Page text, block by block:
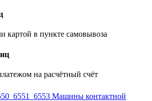
картой в пункте самовывоза
на расчётный счёт
Машины контактной